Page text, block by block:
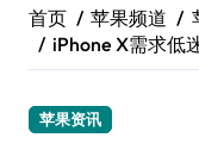
首页 苹果频道
iPhone X需求低
苹果资讯